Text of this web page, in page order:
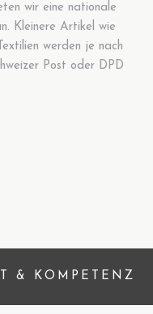
wir eine nationale
Kleinere Artikel wie
werden je nach
Post oder DPD
& KOMPETENZ